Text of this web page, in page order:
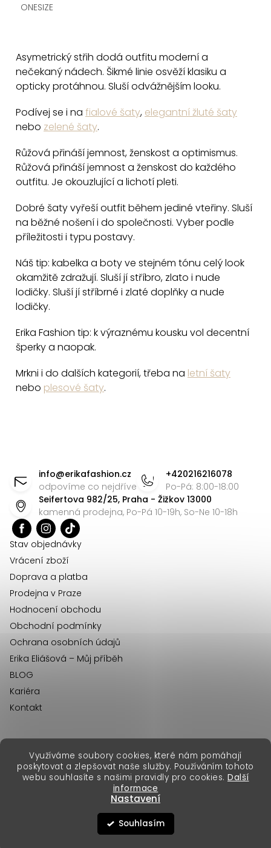
Využíváme soubory cookies, které nám pomáhají
poskytovat a zlepšovat naše služby. Používáním tohoto
webu souhlasíte s našimi pravidly pro cookies. Další
informace
Nastavení
Souhlasím
ONESIZE
l
á
a
p
r
v
k
y
p
i
s
Asymetrický střih dodá outfitu moderní a
nečekaný nádech. Šikmé linie osvěží klasiku a
opticky protáhnou. Sluší odvážnějším looku.
Podívej se i na fialové šaty, elegantní žluté šaty
nebo zelené šaty.
Růžová přináší jemnost, ženskost a optimismus.
Růžová přináší jemnost a ženskost do každého
outfitu. Je okouzlující a lichotí pleti.
Dobré šaty vyřeší outfit během jediné vteřiny. Sluší
na běžné nošení i do společnosti. Vyber podle
příležitosti i typu postavy.
Náš tip: kabelka a boty ve stejném tónu celý look
okamžitě zdražují. Sluší jí stříbro, zlato i nude
lodičky. Sluší jí stříbrné i zlaté doplňky a nude
lodičky.
Erika Fashion tip: k výraznému kousku vol decentní
šperky a naopak.
Mrkni i do dalších kategorií, třeba na letní šaty
nebo plesové šaty.
info@erikafashion.cz
odpovíme co nejdříve
+420216216078
Po-Pá: 8:00-18:00
Seifertova 982/25, Praha - Žižkov 13000
kamenná prodejna, Po-Pá 10-19h, So-Ne 10-18h
Stav objednávky
Vrácení zboží
Doprava a platba
Prodejna v Praze
Hodnocení obchodu
Obchodní podmínky
Ochrana osobních údajů
Erika Eliášová – Můj příběh
BLOG
Kariéra
Kontakt
Vytvořil Shoptet Premium
Copyright 2026Erika Fashion. Všechna práva vyhrazena.
erikafashion.sk